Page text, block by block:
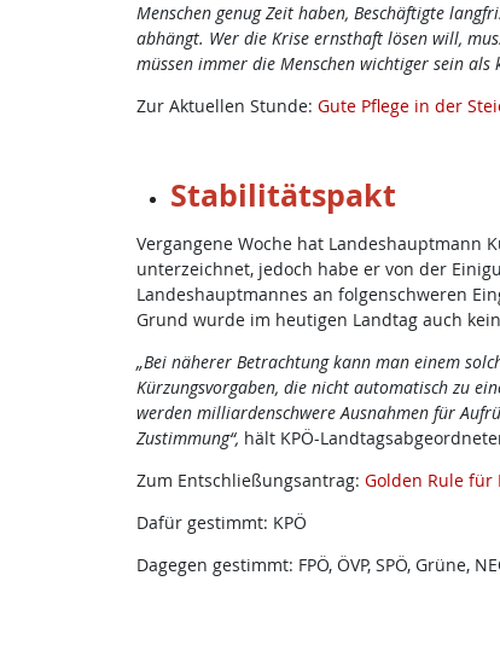
Menschen genug Zeit haben, Beschäftigte
abhängt. Wer die Krise ernsthaft lösen will,
müssen immer die Menschen wichtiger sein als
Zur Aktuellen Stunde: Gute Pflege in der
Stabilitätspakt
Vergangene Woche hat Landeshauptmann
unterzeichnet, jedoch habe er von der
Landeshauptmannes an folgenschweren
Grund wurde im heutigen Landtag auch
„Bei näherer Betrachtung kann man einem
Kürzungsvorgaben, die nicht automatisch zu
werden milliardenschwere Ausnahmen für
Zustimmung“, hält KPÖ-
Zum Entschließungsantrag: Golden Rule für
Dafür gestimmt: KPÖ
Dagegen gestimmt: FPÖ, ÖVP, SPÖ, Grüne,